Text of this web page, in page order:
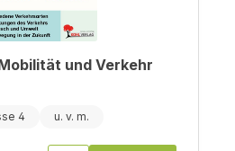
und Verkehr
4